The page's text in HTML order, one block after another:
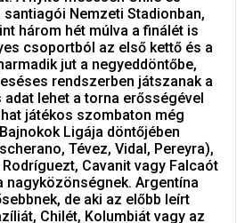
Nemzeti Stadionban,
három hét múlva a finálét is
csoportból az első kettő és a
jut a negyeddöntőbe,
rendszerben játszanak a
lehet a torna erősségével
játékos szombaton még
Ligája döntőjében
Tévez, Vidal, Pereyra),
Cavanit vagy Falcaót
nagyközönségnek. Argentína
de aki az előbb leírt
Chilét, Kolumbiát vagy az